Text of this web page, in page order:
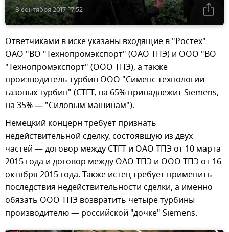
8 сентября 2017, 17:52
Ответчиками в иске указаны входящие в "Ростех"
ОАО "ВО "Технопромэкспорт" (ОАО ТПЭ) и ООО "ВО
"Технопромэкспорт" (ООО ТПЭ), а также
производитель турбин ООО "Сименс технологии
газовых турбин" (СТГТ, на 65% принадлежит Siemens,
на 35% — "Силовым машинам").
Немецкий концерн требует признать
недействительной сделку, состоявшую из двух
частей — договор между СТГТ и ОАО ТПЭ от 10 марта
2015 года и договор между ОАО ТПЭ и ООО ТПЭ от 16
октября 2015 года. Также истец требует применить
последствия недействительности сделки, а именно
обязать ООО ТПЭ возвратить четыре турбины
производителю — российской "дочке" Siemens.